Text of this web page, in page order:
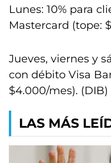
Lunes: 10% para
Mastercard (tope:
Jueves, viernes y
con débito Visa
$4.000/mes). (DIB)
LAS MÁS